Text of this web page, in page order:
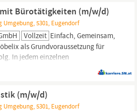
Bürotätigkeiten (m/w/d)
Umgebung, 5301, Eugendorf
Vollzeit Einfach, Gemeinsam,
als Grundvoraussetzung für
In jedem einzelnen
- sei es in Vollzeit, Teilzeit, als
Voll-/Teilzeit Dienstort:
Du suchst eine neue
(m/w/d)
Umgebung, 5301, Eugendorf